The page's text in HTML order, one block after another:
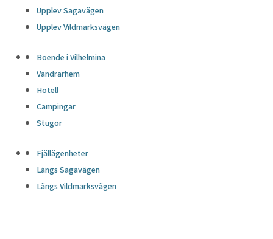
Upplev Sagavägen
Upplev Vildmarksvägen
Boende i Vilhelmina
Vandrarhem
Hotell
Campingar
Stugor
Fjällägenheter
Längs Sagavägen
Längs Vildmarksvägen